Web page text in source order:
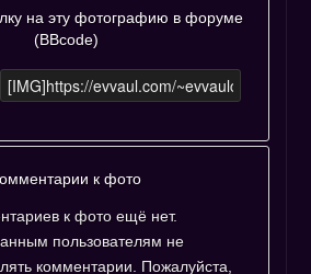
на эту фотографию в форуме
(BBcode)
к фото
к фото ещё нет.
пользователям не
комментарии. Пожалуйста,